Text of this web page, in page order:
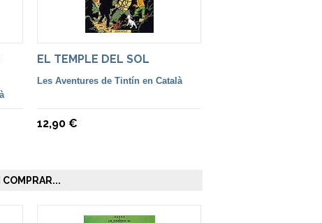
EL TEMPLE DEL SOL
Les Aventures de Tintín en Català
12,90 €